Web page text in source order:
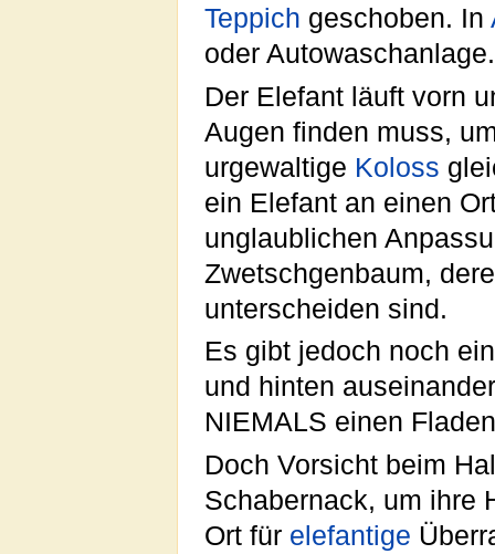
Teppich geschoben. In
oder Autowaschanlage.
Der Elefant läuft vorn
Augen finden muss,
urgewaltige Koloss
ein Elefant an einen
unglaublichen
Zwetschgenbaum,
unterscheiden sind.
Es gibt jedoch noch
und hinten
NIEMALS einen
Doch Vorsicht beim
Schabernack, um ihre
Ort für elefantige